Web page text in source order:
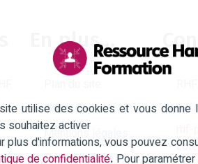
utilise des cookies et vous donne
souhaitez activer
plus d'informations, vous pouvez
de confidentialité. Pour
En plus...
Accessibilité
Mentions légales
Politique des
04